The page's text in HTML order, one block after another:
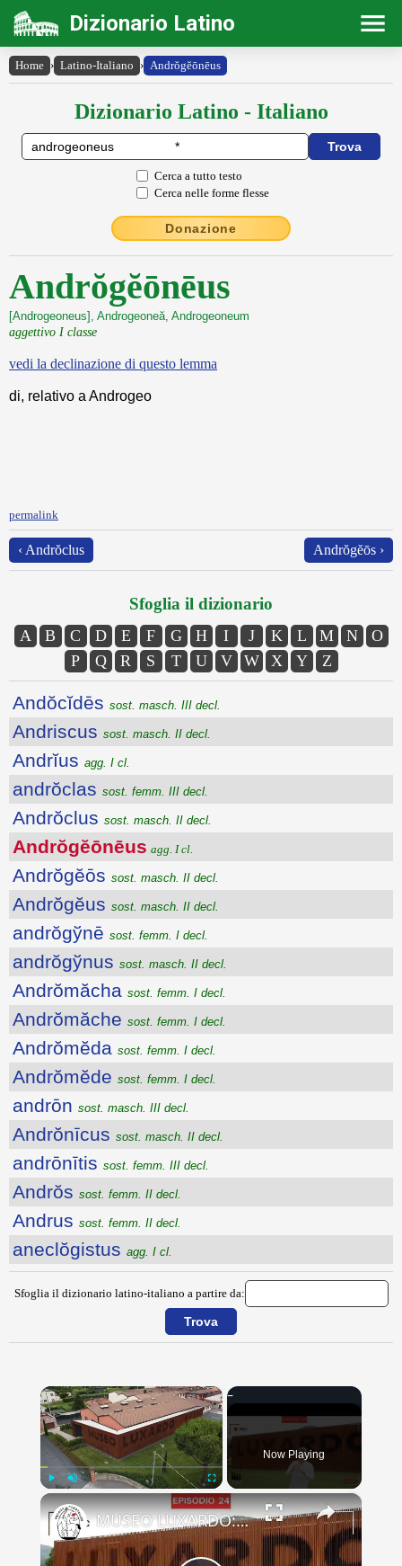
Dizionario Latino
Home › Latino-Italiano › Andrŏgĕōnēus
Dizionario Latino - Italiano
Cerca a tutto testo
Cerca nelle forme flesse
Donazione
Andrŏgĕōnēus
[Androgeoneus], Androgeoneă, Androgeoneum
aggettivo I classe
vedi la declinazione di questo lemma
di, relativo a Androgeo
permalink
‹ Andrŏclus Andrŏgĕōs ›
Sfoglia il dizionario
A B C D E F G H I J K L M N
O
P
Q R S T U V W X Y Z
Andŏcĭdēs sost. masch. III decl.
Andriscus sost. masch. II decl.
Andrĭus agg. I cl.
andrŏclas sost. femm. III decl.
Andrŏclus sost. masch. II decl.
Andrŏgĕōnēus agg. I cl.
Andrŏgĕōs sost. masch. II decl.
Andrŏgĕus sost. masch. II decl.
andrŏgўnē sost. femm. I decl.
andrŏgўnus sost. masch. II decl.
Andrŏmăcha sost. femm. I decl.
Andrŏmăche sost. femm. I decl.
Andrŏmĕda sost. femm. I decl.
Andrŏmĕde sost. femm. I decl.
andrōn sost. masch. III decl.
Andrŏnīcus sost. masch. II decl.
andrōnītis sost. femm. III decl.
Andrŏs sost. femm. II decl.
Andrus sost. femm. II decl.
aneclŏgistus agg. I cl.
Sfoglia il dizionario latino-italiano a partire da:
×
Fullscreen
Now Playing
×
MUSEO LUXARDO: Un Viaggio nel Tempo e nel Gusto